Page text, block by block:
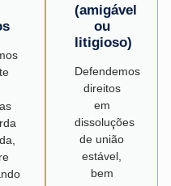
(amigável
ou
litigioso)
Defendemos
direitos
em
dissoluções
de união
estável,
bem